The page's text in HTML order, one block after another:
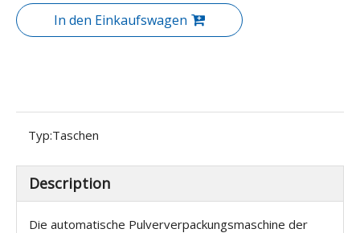
In den Einkaufswagen
Typ:Taschen
Description
Die automatische Pulververpackungsmaschine der